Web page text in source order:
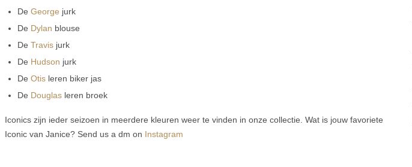
De George jurk
De Dylan blouse
De Travisjurk
De Hudson jurk
De Otisleren biker jas
De Douglasleren broek
Iconics zijn ieder seizoen in meerdere kleuren weer te vinden in onze collectie. Wat is jouw favoriete
Iconic van Janice? Send us a dm on Instagram